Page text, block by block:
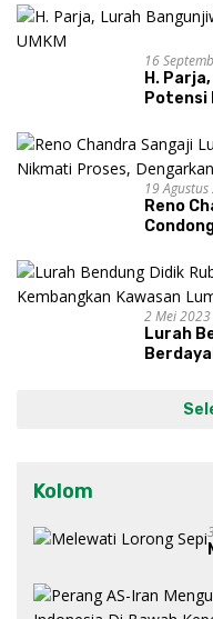
16
H.
Potensi
19
Reno
dan
2 Mei 2023
Lurah
Kolom